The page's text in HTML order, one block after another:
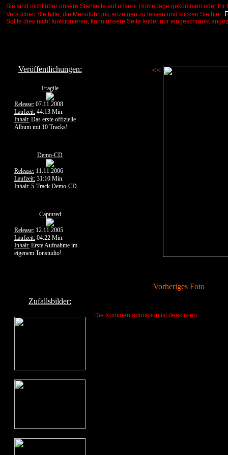
Sie sind nicht über unsere Startseite auf unsere Homepage gekommen oder
Versuchen Sie bitte, die Menüführung anzeigen zu lassen und klicken Sie hier:
Sollte dies nicht funktionieren, kann unsere Seite leider nur eingeschränkt
Veröffentlichungen:
Fragile
Release: 07.11.2008
Laufzeit: 44:13 Min.
Inhalt: Das erste offizielle
Album mit 10 Tracks!
Demo-CD
Release: 11.11.2006
Laufzeit: 31:10 Min.
Inhalt: 5-Track Demo-CD
Captured
Release: 12.11.2005
Laufzeit: 04:22 Min.
Inhalt: Erste Aufnahme im
eigenem Tonstudio!
Zufallsbilder:
<<
Vorheriges Foto
Die Kommentarfunktion ist deaktiviert.